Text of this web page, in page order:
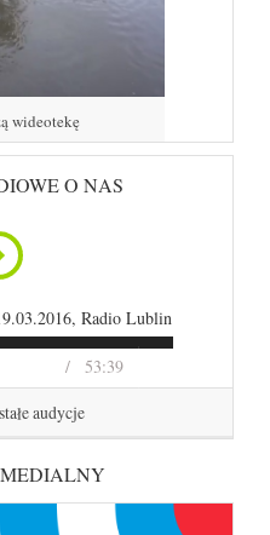
wideotekę
O NAS
53:39
Radio Lublin
audycje